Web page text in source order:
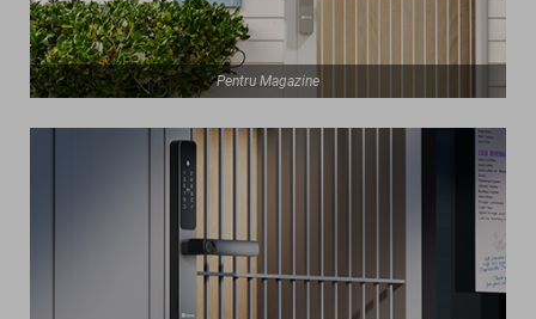
Pentru Magazine